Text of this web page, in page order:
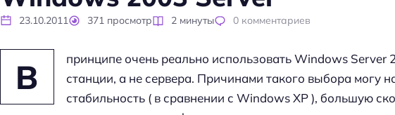
23.10.2011 371 просмотр 2 минуты 0 комментариев
В
принципе очень реально использовать Windows Server
станции, а не сервера. Причинами такого выбора могу
стабильность ( в сравнении с Windows XP ), большую